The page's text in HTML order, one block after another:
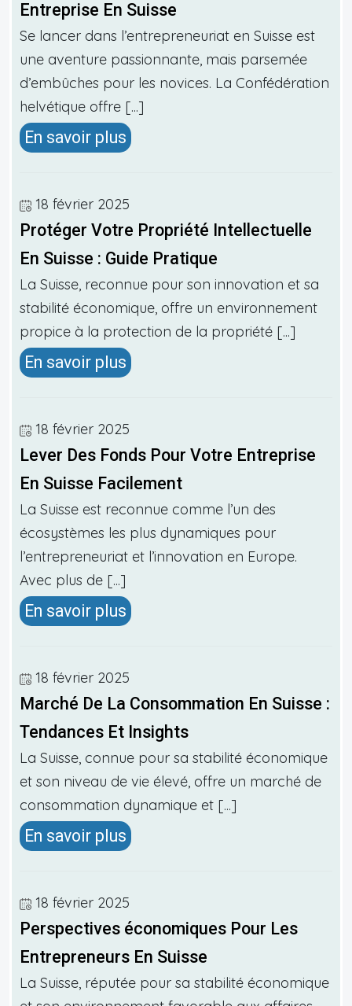
Entreprise En Suisse
Se lancer dans l’entrepreneuriat en Suisse est
une aventure passionnante, mais parsemée
d’embûches pour les novices. La Confédération
helvétique offre [...]
En savoir plus
18 février 2025
Protéger Votre Propriété Intellectuelle
En Suisse : Guide Pratique
La Suisse, reconnue pour son innovation et sa
stabilité économique, offre un environnement
propice à la protection de la propriété [...]
En savoir plus
18 février 2025
Lever Des Fonds Pour Votre Entreprise
En Suisse Facilement
La Suisse est reconnue comme l’un des
écosystèmes les plus dynamiques pour
l’entrepreneuriat et l’innovation en Europe.
Avec plus de [...]
En savoir plus
18 février 2025
Marché De La Consommation En Suisse :
Tendances Et Insights
La Suisse, connue pour sa stabilité économique
et son niveau de vie élevé, offre un marché de
consommation dynamique et [...]
En savoir plus
18 février 2025
Perspectives économiques Pour Les
Entrepreneurs En Suisse
La Suisse, réputée pour sa stabilité économique